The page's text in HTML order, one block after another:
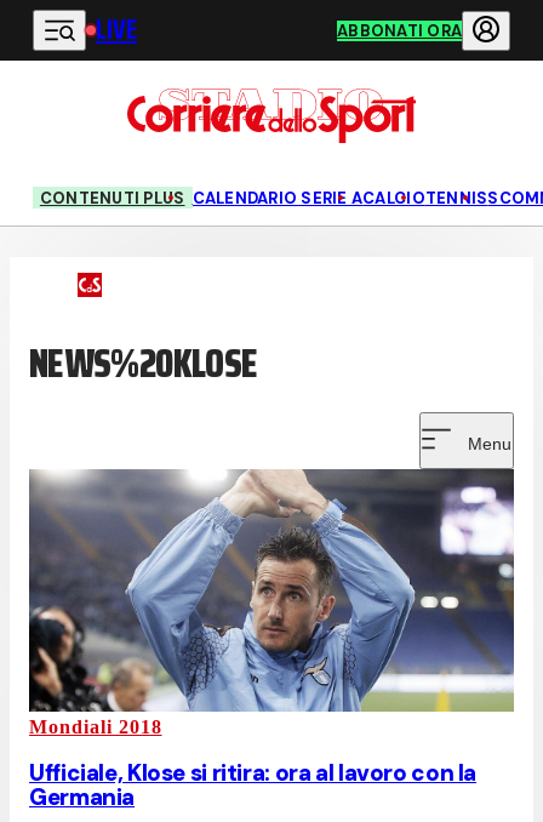
Vai al contenuto principale
LIVE ABBONATI ORA
CONTENUTI PLUS CALENDARIO SERIE ACALCIOTENNIS
NEWS%20KLOSE
Menu
Mondiali 2018
Ufficiale, Klose si ritira: ora al lavoro con la
Germania